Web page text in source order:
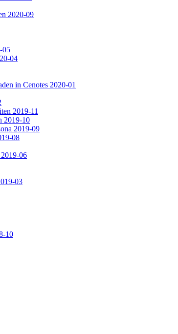
2020-09
05
04
in Cenotes 2020-01
2019-11
2019-10
2019-09
08
06
03
10